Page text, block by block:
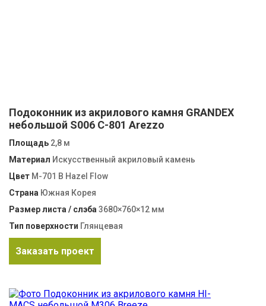
Подоконник из акрилового камня GRANDEX
небольшой S006 C-801 Arezzo
Площадь 2,8 м
Материал Искусственный акриловый камень
Цвет M-701 B Hazel Flow
Страна Южная Корея
Размер листа / слэба 3680×760×12 мм
Тип поверхности Глянцевая
Заказать проект